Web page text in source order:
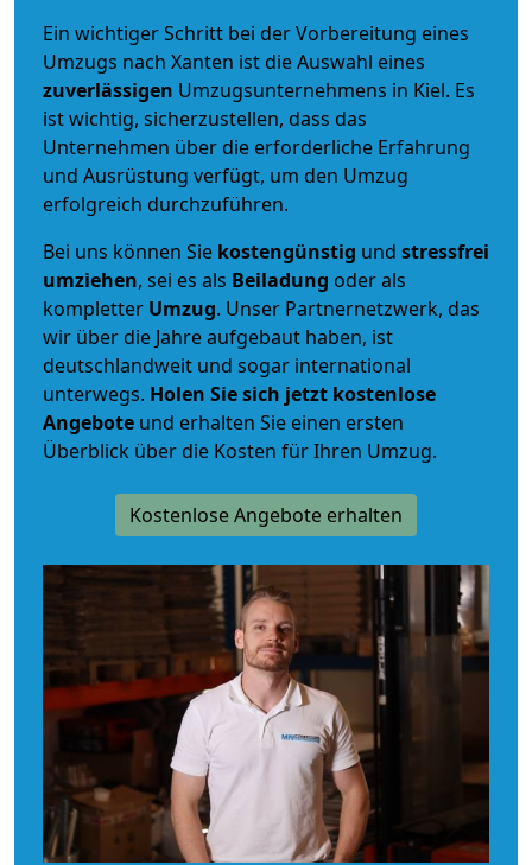
Ein wichtiger Schritt bei der Vorbereitung eines
Umzugs nach Xanten ist die Auswahl eines
zuverlässigen Umzugsunternehmens in Kiel. Es
ist wichtig, sicherzustellen, dass das
Unternehmen über die erforderliche Erfahrung
und Ausrüstung verfügt, um den Umzug
erfolgreich durchzuführen.
Bei uns können Sie kostengünstig und stressfrei
umziehen, sei es als Beiladung oder als
kompletter Umzug. Unser Partnernetzwerk, das
wir über die Jahre aufgebaut haben, ist
deutschlandweit und sogar international
unterwegs. Holen Sie sich jetzt kostenlose
Angebote und erhalten Sie einen ersten
Überblick über die Kosten für Ihren Umzug.
Kostenlose Angebote erhalten